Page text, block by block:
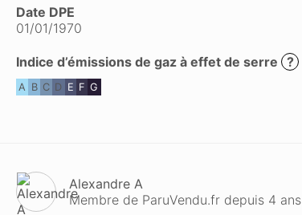
Date DPE
01/01/1970
Indice d’émissions de gaz à effet de serre ?
A B C D E F G
Alexandre A
Membre de ParuVendu.fr depuis 4 ans